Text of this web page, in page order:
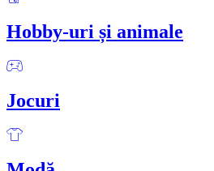
Hobby-uri și animale
Jocuri